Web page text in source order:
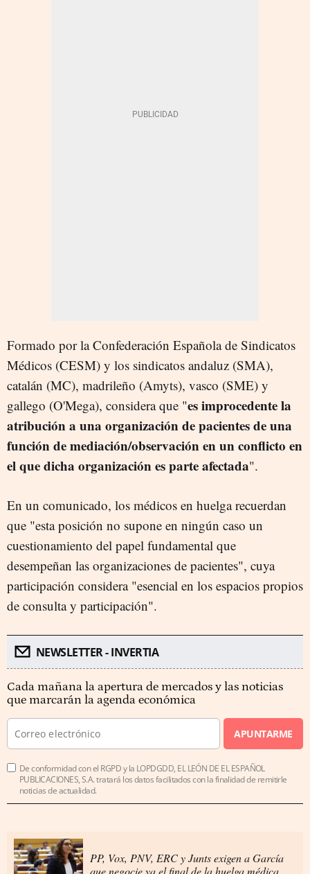
Formado por la Confederación Española de Sindicatos
Médicos (CESM) y los sindicatos andaluz (SMA),
catalán (MC), madrileño (Amyts), vasco (SME) y
gallego (O'Mega), considera que "es improcedente la
atribución a una organización de pacientes de una
función de mediación/observación en un conflicto en
el que dicha organización es parte afectada".
En un comunicado, los médicos en huelga recuerdan
que "esta posición no supone en ningún caso un
cuestionamiento del papel fundamental que
desempeñan las organizaciones de pacientes", cuya
participación considera "esencial en los espacios propios
de consulta y participación".
NEWSLETTER - INVERTIA
Cada mañana la apertura de mercados y las noticias
que marcarán la agenda económica
APUNTARME
De conformidad con el RGPD y la LOPDGDD, EL LEÓN DE EL ESPAÑOL
PUBLICACIONES, S.A. tratará los datos facilitados con la finalidad de remitirle
noticias de actualidad.
PP, Vox, PNV, ERC y Junts exigen a García